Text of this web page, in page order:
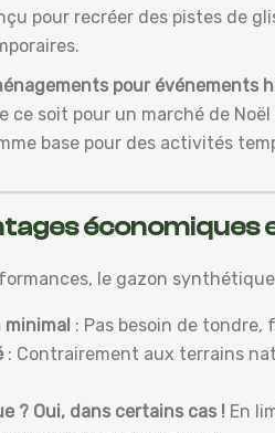
pour recréer des pistes de
pour événements
ce soit pour un marché de
base pour des activités
économiques
le gazon
: Pas besoin de tondre,
: Contrairement aux terrains
? Oui, dans certains cas ! En